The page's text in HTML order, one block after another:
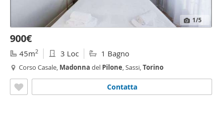
1/5
900€
45m2 3 Loc 1 Bagno
Corso Casale, Madonna del Pilone, Sassi,Torino
Contatta